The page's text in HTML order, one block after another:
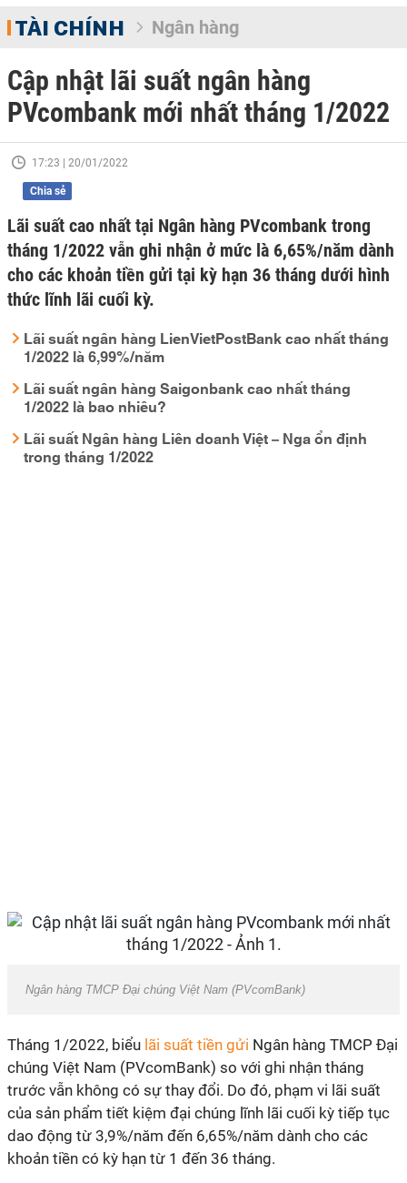
TÀI CHÍNH Ngân hàng
Cập nhật lãi suất ngân hàng
PVcombank mới nhất tháng 1/2022
17:23 | 20/01/2022
Chia sẻ
Lãi suất cao nhất tại Ngân hàng PVcombank trong
tháng 1/2022 vẫn ghi nhận ở mức là 6,65%/năm dành
cho các khoản tiền gửi tại kỳ hạn 36 tháng dưới hình
thức lĩnh lãi cuối kỳ.
Lãi suất ngân hàng LienVietPostBank cao nhất tháng
1/2022 là 6,99%/năm
Lãi suất ngân hàng Saigonbank cao nhất tháng
1/2022 là bao nhiêu?
Lãi suất Ngân hàng Liên doanh Việt – Nga ổn định
trong tháng 1/2022
Ngân hàng TMCP Đại chúng Việt Nam (PVcomBank)
Tháng 1/2022, biểu lãi suất tiền gửi Ngân hàng TMCP Đại
chúng Việt Nam (PVcomBank) so với ghi nhận tháng
trước vẫn không có sự thay đổi. Do đó, phạm vi lãi suất
của sản phẩm tiết kiệm đại chúng lĩnh lãi cuối kỳ tiếp tục
dao động từ 3,9%/năm đến 6,65%/năm dành cho các
khoản tiền có kỳ hạn từ 1 đến 36 tháng.